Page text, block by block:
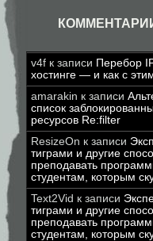
v4f к записи Перебор
хостинге — и как с
amarakin к записи
список
ресурсов Re:filter
ResizeOn к записи
тиграми и другие
преподавать
студентам, которым
Text2Vid к записи
тиграми и другие
преподавать
студентам, которым